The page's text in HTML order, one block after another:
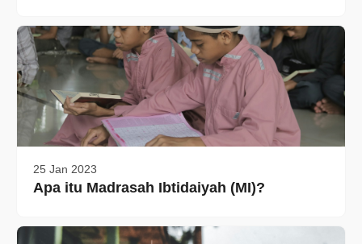
25 Jan 2023
Apa itu Madrasah Ibtidaiyah (MI)?